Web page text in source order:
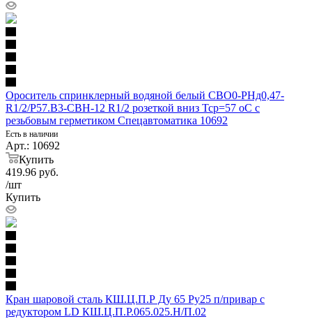
Ороситель спринклерный водяной белый СВО0-РНд0,47-
R1/2/Р57.В3-СВН-12 R1/2 розеткой вниз Тср=57 оС с
резьбовым герметиком Спецавтоматика 10692
Есть в наличии
Арт.: 10692
Купить
419.96 руб.
/шт
Купить
Кран шаровой сталь КШ.Ц.П.Р Ду 65 Ру25 п/привар с
редуктором LD КШ.Ц.П.Р.065.025.Н/П.02